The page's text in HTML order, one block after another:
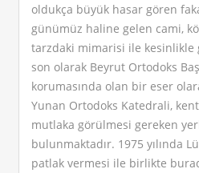
oldukça büyük hasar gören
günümüz haline gelen cami,
tarzdaki mimarisi ile kesinlikle
son olarak Beyrut Ortodoks
korumasında olan bir eser
Yunan Ortodoks Katedrali,
mutlaka görülmesi gereken
bulunmaktadır. 1975 yılında
patlak vermesi ile birlikte